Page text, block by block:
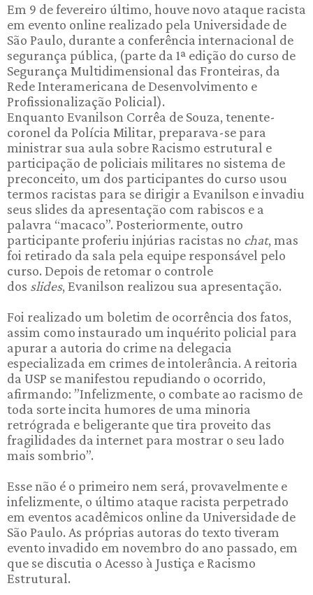
Em 9 de fevereiro último, houve novo ataque racista
em evento online realizado pela Universidade de
São Paulo, durante a conferência internacional de
segurança pública, (parte da 1ª edição do curso de
Segurança Multidimensional das Fronteiras, da
Rede Interamericana de Desenvolvimento e
Profissionalização Policial).
Enquanto Evanilson Corrêa de Souza, tenente-
coronel da Polícia Militar, preparava-se para
ministrar sua aula sobre Racismo estrutural e
participação de policiais militares no sistema de
preconceito, um dos participantes do curso usou
termos racistas para se dirigir a Evanilson e invadiu
seus slides da apresentação com rabiscos e a
palavra “macaco”. Posteriormente, outro
participante proferiu injúrias racistas no chat, mas
foi retirado da sala pela equipe responsável pelo
curso. Depois de retomar o controle
dos slides, Evanilson realizou sua apresentação.
Foi realizado um boletim de ocorrência dos fatos,
assim como instaurado um inquérito policial para
apurar a autoria do crime na delegacia
especializada em crimes de intolerância. A reitoria
da USP se manifestou repudiando o ocorrido,
afirmando: ”Infelizmente, o combate ao racismo de
toda sorte incita humores de uma minoria
retrógrada e beligerante que tira proveito das
fragilidades da internet para mostrar o seu lado
mais sombrio”.
Esse não é o primeiro nem será, provavelmente e
infelizmente, o último ataque racista perpetrado
em eventos acadêmicos online da Universidade de
São Paulo. As próprias autoras do texto tiveram
evento invadido em novembro do ano passado, em
que se discutia o Acesso à Justiça e Racismo
Estrutural.